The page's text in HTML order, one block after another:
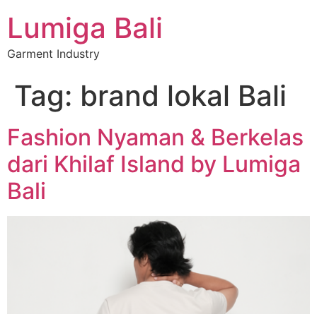
Lumiga Bali
Garment Industry
Tag: brand lokal Bali
Fashion Nyaman & Berkelas
dari Khilaf Island by Lumiga
Bali